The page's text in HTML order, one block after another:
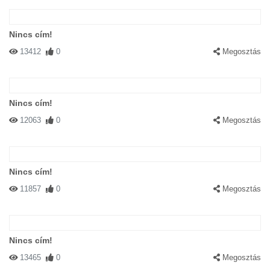
Nincs cím!
13412 0 Megosztás
Nincs cím!
12063 0 Megosztás
Nincs cím!
11857 0 Megosztás
Nincs cím!
13465 0 Megosztás